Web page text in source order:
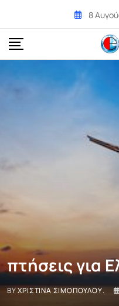
content
8
πτήσεις για
BYΧΡΙΣΤΊΝΑ ΣΙΜΟΠΟΎΛΟΥ.